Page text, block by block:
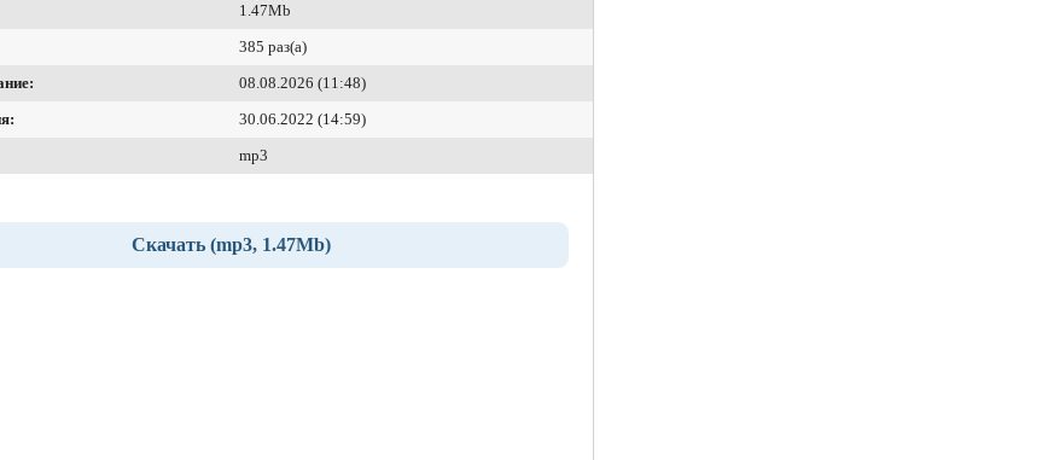
1.47Mb
385 раз(а)
08.08.2026 (11:48)
30.06.2022 (14:59)
mp3
Скачать (mp3, 1.47Mb)